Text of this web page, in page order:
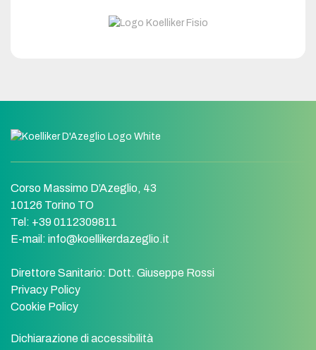
Corso Massimo D’Azeglio, 43
10126 Torino TO
Tel: +39 0112309811
E-mail: info@koellikerdazeglio.it
Direttore Sanitario: Dott. Giuseppe Rossi
Privacy Policy
Cookie Policy
Dichiarazione di accessibilità